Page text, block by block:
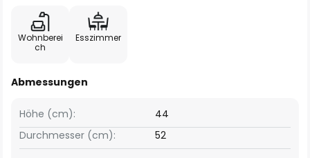
Wohnberei
ch
Esszimmer
Abmessungen
Höhe (cm):
44
Durchmesser (cm):
52